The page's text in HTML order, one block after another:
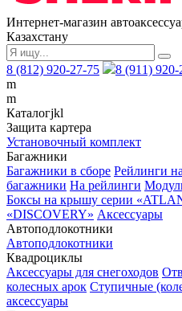
Интернет-магазин
Казахстану
8 (812) 920-27-75
8 (911) 920-
m
m
Каталогjkl
Защита картера
Установочный комплект
Багажники
Багажники в сборе Рейлинги
багажники На рейлинги
Боксы на крышу серии
«DISCOVERY» Аксессуары
Автоподлокотники
Автоподлокотники
Квадроциклы
Аксессуары для снегоходов
колесных арок Ступичные
аксессуары